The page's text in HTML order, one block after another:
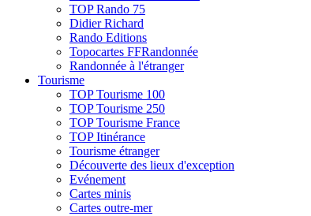
TOP Rando 75
Didier Richard
Rando Editions
Topocartes FFRandonnée
Randonnée à l'étranger
Tourisme
TOP Tourisme 100
TOP Tourisme 250
TOP Tourisme France
TOP Itinérance
Tourisme étranger
Découverte des lieux d'exception
Evénement
Cartes minis
Cartes outre-mer